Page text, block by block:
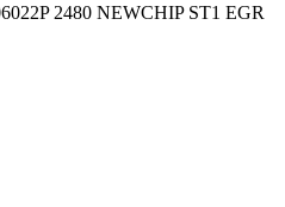
2480 NEWCHIP ST1 EGR